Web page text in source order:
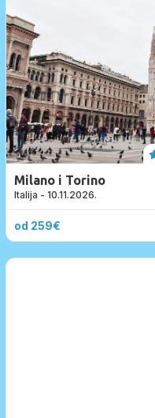
Milano i Torino
Italija - 10.11.2026.
od 259€